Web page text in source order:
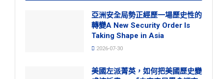
亞洲安全局勢正經歷一場歷史性的
轉變A New Security Order Is
Taking Shape in Asia
2026-07-30
美國左派菁英，如何把美國歷史變